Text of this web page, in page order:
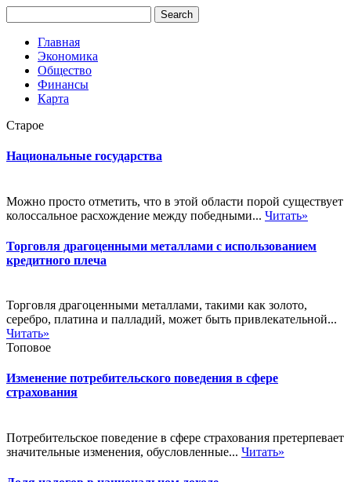
Главная
Экономика
Общество
Финансы
Карта
Старое
Национальные государства
Можно просто отметить, что в этой области порой существует
колоссальное расхождение между победными... Читать»
Торговля драгоценными металлами с использованием
кредитного плеча
Торговля драгоценными металлами, такими как золото,
серебро, платина и палладий, может быть привлекательной...
Читать»
Топовое
Изменение потребительского поведения в сфере
страхования
Потребительское поведение в сфере страхования претерпевает
значительные изменения, обусловленные... Читать»